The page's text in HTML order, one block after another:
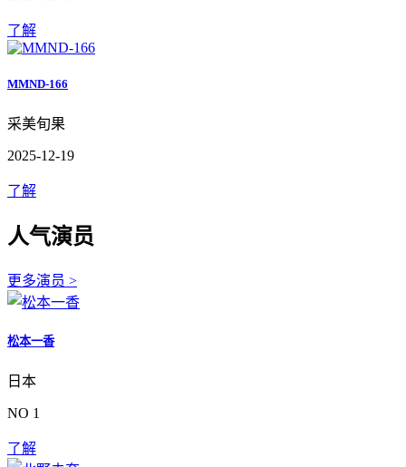
了解
MMND-166
采美旬果
2025-12-19
了解
人气演员
更多演员 >
松本一香
日本
NO 1
了解